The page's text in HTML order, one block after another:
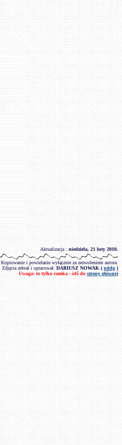
Aktualizacja : niedziela, 21 luty 2010.
i powielanie wyłącznie za zezwoleniem autora.
Zdjęcia zebrał i opracował: DARIUSZ NOWAK ( nddg )
Uwaga: to tylko ramka - idź do strony głównej